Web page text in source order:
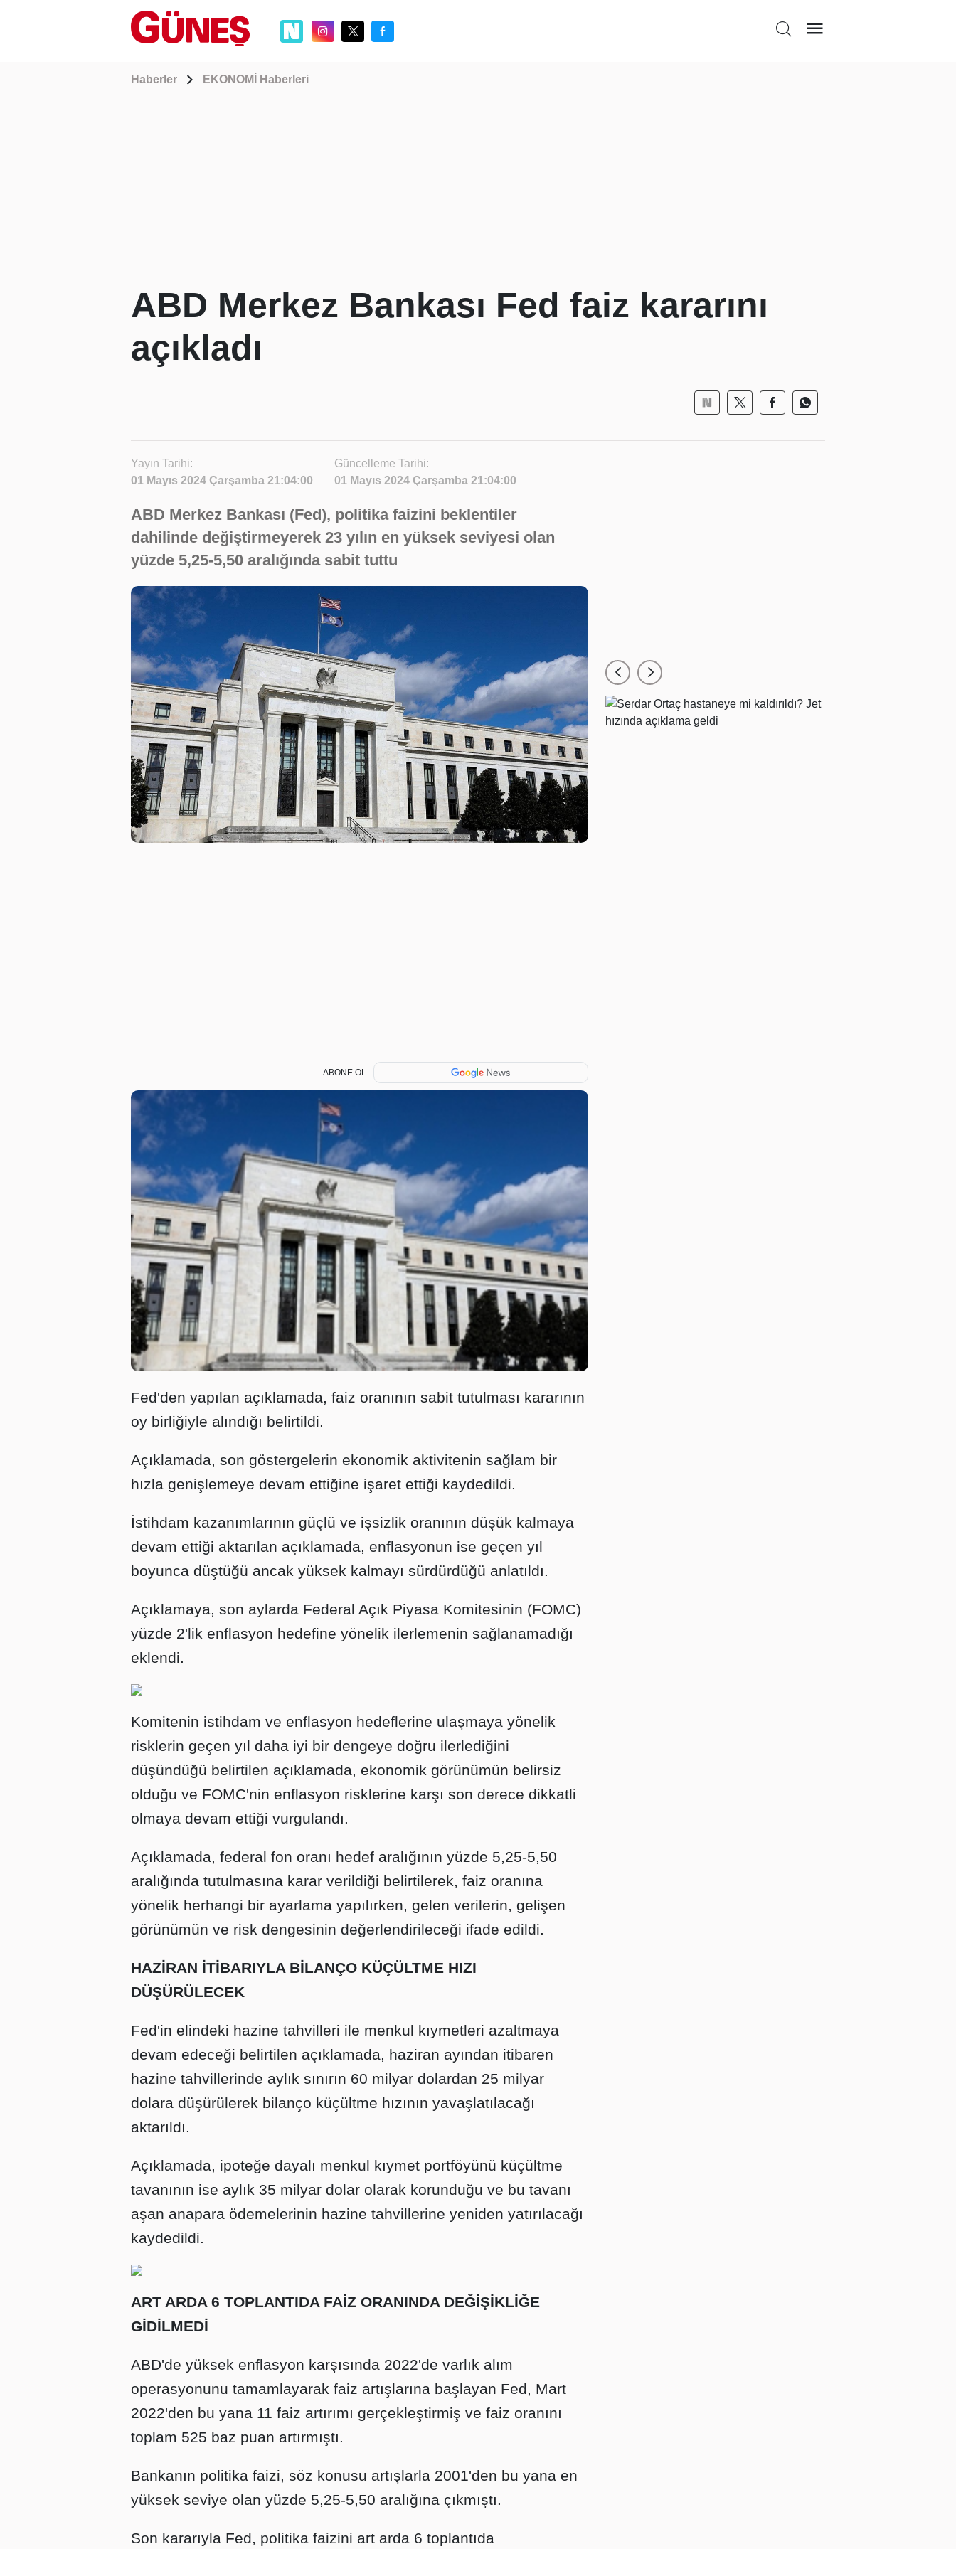
Haberler EKONOMİ Haberleri
ABD Merkez Bankası Fed faiz kararını
açıkladı
Yayın Tarihi:
01 Mayıs 2024 Çarşamba 21:04:00
Güncelleme Tarihi:
01 Mayıs 2024 Çarşamba 21:04:00
ABD Merkez Bankası (Fed), politika faizini beklentiler
dahilinde değiştirmeyerek 23 yılın en yüksek seviyesi olan
yüzde 5,25-5,50 aralığında sabit tuttu
ABONE OL
Fed'den yapılan açıklamada, faiz oranının sabit tutulması kararının
oy birliğiyle alındığı belirtildi.
Açıklamada, son göstergelerin ekonomik aktivitenin sağlam bir
hızla genişlemeye devam ettiğine işaret ettiği kaydedildi.
İstihdam kazanımlarının güçlü ve işsizlik oranının düşük kalmaya
devam ettiği aktarılan açıklamada, enflasyonun ise geçen yıl
boyunca düştüğü ancak yüksek kalmayı sürdürdüğü anlatıldı.
Açıklamaya, son aylarda Federal Açık Piyasa Komitesinin (FOMC)
yüzde 2'lik enflasyon hedefine yönelik ilerlemenin sağlanamadığı
eklendi.
Komitenin istihdam ve enflasyon hedeflerine ulaşmaya yönelik
risklerin geçen yıl daha iyi bir dengeye doğru ilerlediğini
düşündüğü belirtilen açıklamada, ekonomik görünümün belirsiz
olduğu ve FOMC'nin enflasyon risklerine karşı son derece dikkatli
olmaya devam ettiği vurgulandı.
Açıklamada, federal fon oranı hedef aralığının yüzde 5,25-5,50
aralığında tutulmasına karar verildiği belirtilerek, faiz oranına
yönelik herhangi bir ayarlama yapılırken, gelen verilerin, gelişen
görünümün ve risk dengesinin değerlendirileceği ifade edildi.
HAZİRAN İTİBARIYLA BİLANÇO KÜÇÜLTME HIZI
DÜŞÜRÜLECEK
Fed'in elindeki hazine tahvilleri ile menkul kıymetleri azaltmaya
devam edeceği belirtilen açıklamada, haziran ayından itibaren
hazine tahvillerinde aylık sınırın 60 milyar dolardan 25 milyar
dolara düşürülerek bilanço küçültme hızının yavaşlatılacağı
aktarıldı.
Açıklamada, ipoteğe dayalı menkul kıymet portföyünü küçültme
tavanının ise aylık 35 milyar dolar olarak korunduğu ve bu tavanı
aşan anapara ödemelerinin hazine tahvillerine yeniden yatırılacağı
kaydedildi.
ART ARDA 6 TOPLANTIDA FAİZ ORANINDA DEĞİŞİKLİĞE
GİDİLMEDİ
ABD'de yüksek enflasyon karşısında 2022'de varlık alım
operasyonunu tamamlayarak faiz artışlarına başlayan Fed, Mart
2022'den bu yana 11 faiz artırımı gerçekleştirmiş ve faiz oranını
toplam 525 baz puan artırmıştı.
Bankanın politika faizi, söz konusu artışlarla 2001'den bu yana en
yüksek seviye olan yüzde 5,25-5,50 aralığına çıkmıştı.
Son kararıyla Fed, politika faizini art arda 6 toplantıda